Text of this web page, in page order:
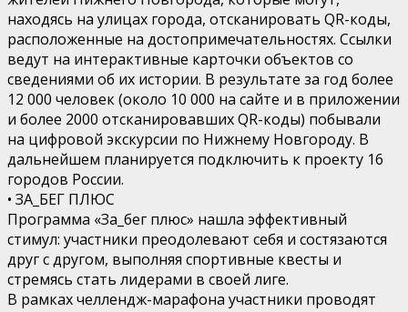
находясь на улицах города, отсканировать QR-коды,
расположенные на достопримечательностях. Ссылки
ведут на интерактивные карточки объектов со
сведениями об их истории. В результате за год более
12 000 человек (около 10 000 на сайте и в приложении
и более 2000 отсканировавших QR-коды) побывали
на цифровой экскурсии по Нижнему Новгороду. В
дальнейшем планируется подключить к проекту 16
городов России.
• ЗА_БЕГ ПЛЮС
Программа «За_бег плюс» нашла эффективный
стимул: участники преодолевают себя и состязаются
друг с другом, выполняя спортивные квесты и
стремясь стать лидерами в своей лиге.
В рамках челлендж-марафона участники проводят